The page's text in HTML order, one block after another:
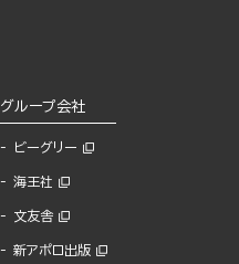
グループ会社
ビーグリー
海王社
文友舎
新アポロ出版